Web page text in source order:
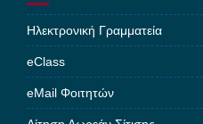
Ηλεκτρονική Γραμματεία
eClass
eMail Φοιτητών